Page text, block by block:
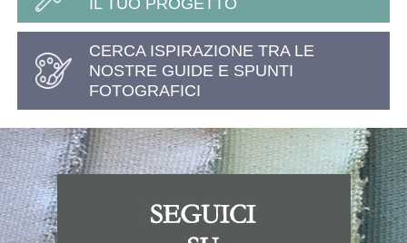
CERCA ISPIRAZIONE TRA LE
NOSTRE GUIDE E SPUNTI
FOTOGRAFICI